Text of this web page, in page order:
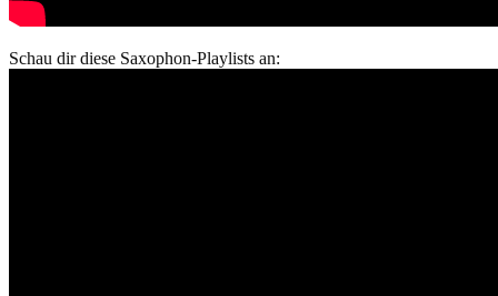
Schau dir diese Saxophon-Playlists an: